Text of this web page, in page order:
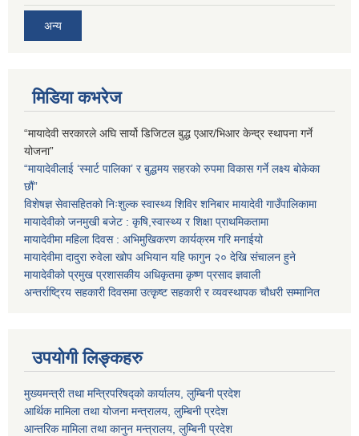
अन्य
मिडिया कभरेज
“मायादेवी सरकारले अघि सार्यो डिजिटल बुद्ध एआर/भिआर केन्द्र स्थापना गर्ने
योजना”
“मायादेवीलाई ‘स्मार्ट पालिका’ र बुद्धमय सहरको रुपमा विकास गर्ने लक्ष्य बोकेका
छौं”
विशेषज्ञ सेवासहितको निःशुल्क स्वास्थ्य शिविर शनिबार मायादेवी गाउँपालिकामा
मायादेवीको जनमुखी बजेट : कृषि,स्वास्थ्य र शिक्षा प्राथमिकतामा
मायादेवीमा महिला दिवस : अभिमुखिकरण कार्यक्रम गरि मनाईयो
मायादेवीमा दादुरा रुवेला खोप अभियान यहि फागुन २० देखि संचालन हुने
मायादेवीको प्रमुख प्रशासकीय अधिकृतमा कृष्ण प्रसाद ज्ञवाली
अन्तर्राष्ट्रिय सहकारी दिवसमा उत्कृष्ट सहकारी र व्यवस्थापक चौधरी सम्मानित
उपयोगी लिङ्कहरु
मुख्यमन्त्री तथा मन्त्रिपरिषद्को कार्यालय, लुम्बिनी प्रदेश
आर्थिक मामिला तथा योजना मन्त्रालय, लुम्बिनी प्रदेश
आन्तरिक मामिला तथा कानुन मन्त्रालय, लुम्बिनी प्रदेश